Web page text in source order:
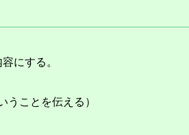
にする。
うことを伝える）